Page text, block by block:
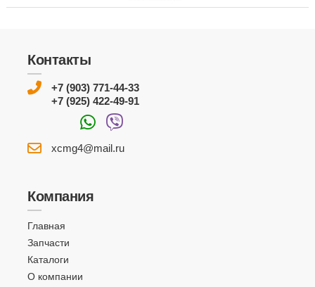
Контакты
+7 (903) 771-44-33
+7 (925) 422-49-91
xcmg4@mail.ru
Компания
Главная
Запчасти
Каталоги
О компании